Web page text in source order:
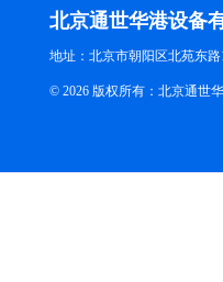
北京通世华港设备
地址：北京市朝阳区北苑东路
© 2026 版权所有：北京通世